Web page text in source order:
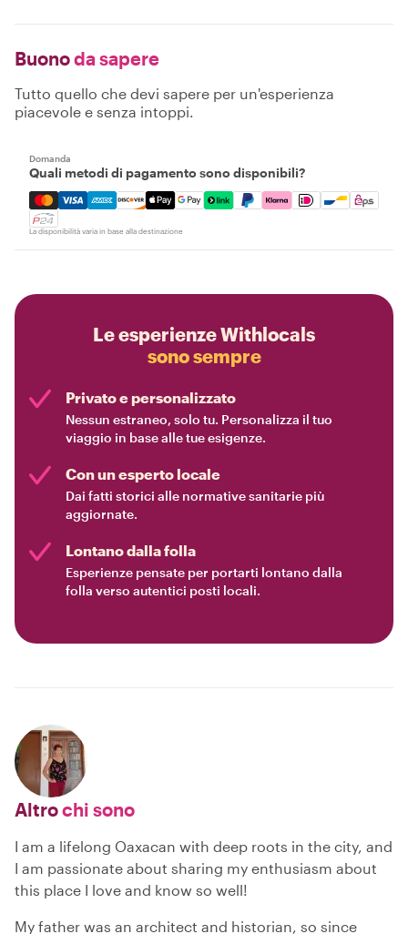
Buonoda sapere
Tutto quello che devi sapere per un'esperienza
piacevole e senza intoppi.
Domanda
Quali metodi di pagamento sono disponibili?
Mastercard, Visa, Amex, Discover, Apple Pay, Google
La disponibilità varia in base alla destinazione
Le esperienze Withlocals
sono sempre
Privato e personalizzato
Nessun estraneo, solo tu. Personalizza il tuo
viaggio in base alle tue esigenze.
Con un esperto locale
Dai fatti storici alle normative sanitarie più
aggiornate.
Lontano dalla folla
Esperienze pensate per portarti lontano dalla
folla verso autentici posti locali.
Altrochi sono
I am a lifelong Oaxacan with deep roots in the city, and
I am passionate about sharing my enthusiasm about
this place I love and know so well!
My father was an architect and historian, so since